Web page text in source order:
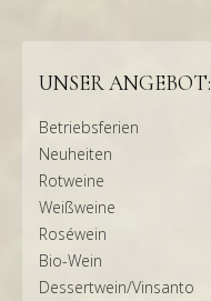
UNSER ANGEBOT:
Betriebsferien
Neuheiten
Rotweine
Weißweine
Roséwein
Bio-Wein
Dessertwein/Vinsanto